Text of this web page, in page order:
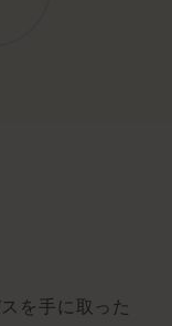
を手に取った